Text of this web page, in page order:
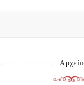
Αρχείο